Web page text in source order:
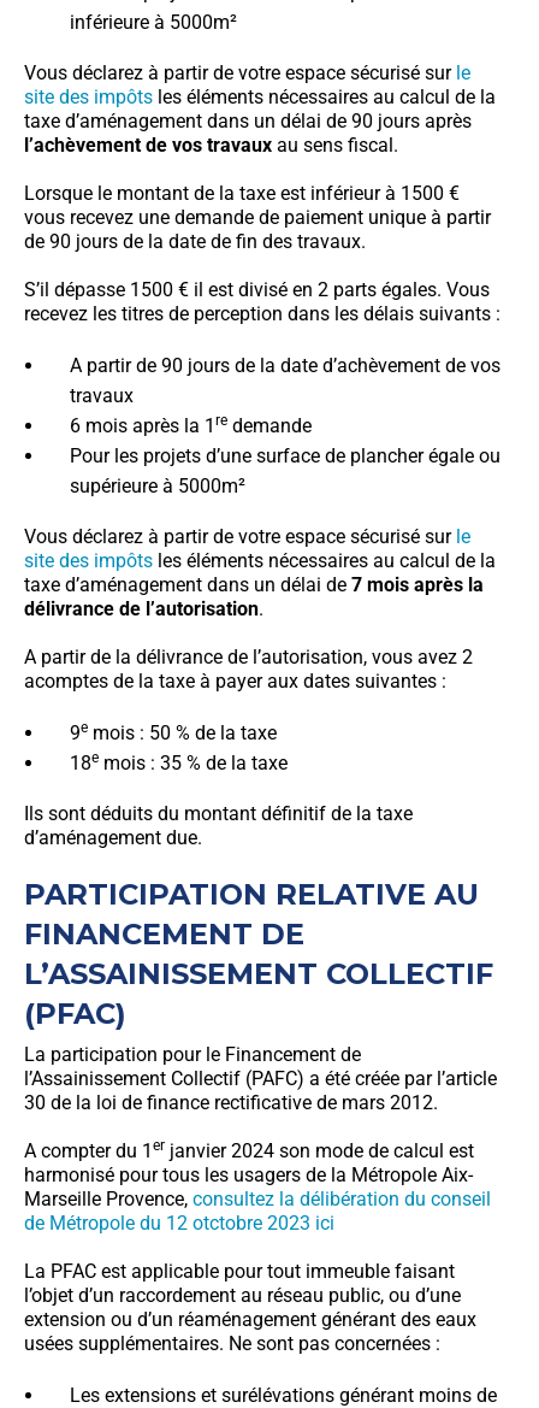
inférieure à 5000m²
Vous déclarez à partir de votre espace sécurisé sur le
site des impôts les éléments nécessaires au calcul de la
taxe d’aménagement dans un délai de 90 jours après
l’achèvement de vos travaux au sens fiscal.
Lorsque le montant de la taxe est inférieur à 1500 €
vous recevez une demande de paiement unique à partir
de 90 jours de la date de fin des travaux.
S’il dépasse 1500 € il est divisé en 2 parts égales. Vous
recevez les titres de perception dans les délais suivants :
A partir de 90 jours de la date d’achèvement de vos
travaux
6 mois après la 1 redemande
Pour les projets d’une surface de plancher égale ou
supérieure à 5000m²
Vous déclarez à partir de votre espace sécurisé surle
site des impôts les éléments nécessaires au calcul de la
taxe d’aménagement dans un délai de 7 mois après la
délivrance de l’autorisation.
A partir de la délivrance de l’autorisation, vous avez 2
acomptes de la taxe à payer aux dates suivantes :
9emois : 50 % de la taxe
18emois : 35 % de la taxe
Ils sont déduits du montant définitif de la taxe
d’aménagement due.
PARTICIPATION RELATIVE AU
FINANCEMENT DE
L’ASSAINISSEMENT COLLECTIF
(PFAC)
La participation pour le Financement de
l’Assainissement Collectif (PAFC) a été créée par l’article
30 de la loi de finance rectificative de mars 2012.
A compter du 1 er janvier 2024 son mode de calcul est
harmonisé pour tous les usagers de la Métropole Aix-
Marseille Provence, consultez la délibération du conseil
de Métropole du 12 otctobre 2023 ici
La PFAC est applicable pour tout immeuble faisant
l’objet d’un raccordement au réseau public, ou d’une
extension ou d’un réaménagement générant des eaux
usées supplémentaires. Ne sont pas concernées :
Les extensions et surélévations générant moins de